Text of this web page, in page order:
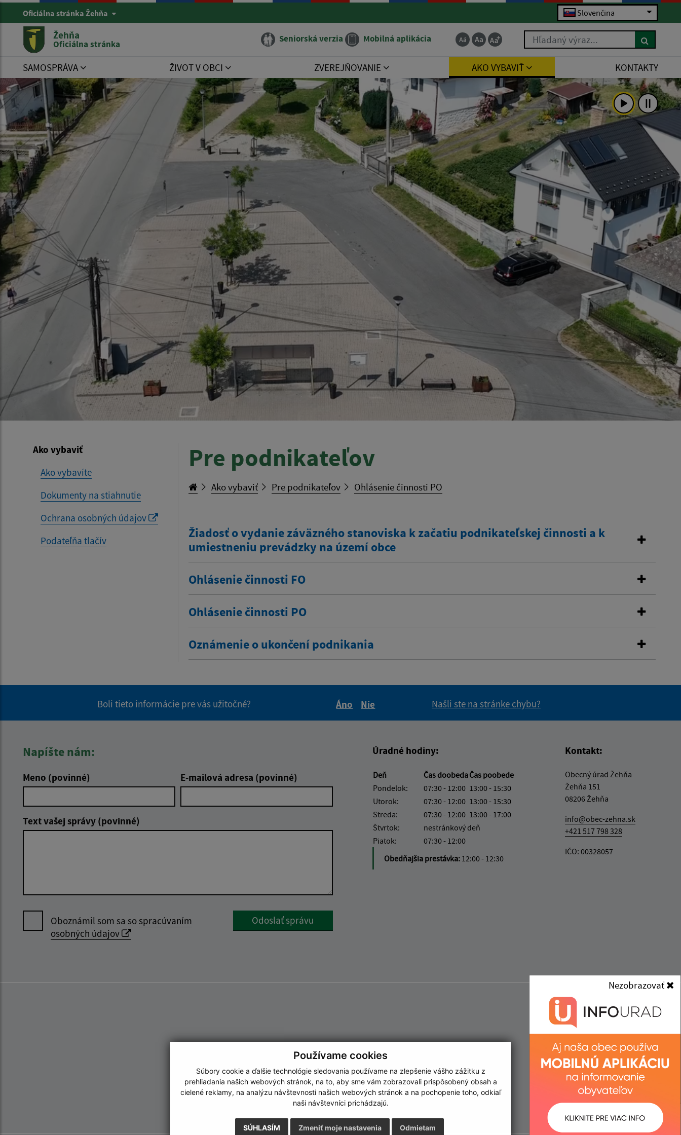
Používame cookies
Súbory cookie a ďalšie technológie sledovania používame na zlepšenie vášho zážitku z
prehliadania našich webových stránok, na to, aby sme vám zobrazovali prispôsobený obsah a
cielené reklamy, na analýzu návštevnosti našich webových stránok a na pochopenie toho, odkiaľ
naši návštevníci prichádzajú.
SÚHLASÍM Odmietam
Zmeniť moje nastavenia
Nezobrazovať
Oficiálna stránka Žehňa Slovenčina
Žehňa
Oficiálna stránka Seniorská verzia Mobilná aplikácia Hľadaný výraz...
SAMOSPRÁVA ŽIVOT V OBCI ZVEREJŇOVANIE AKO VYBAVIŤ KONTAKTY
Ako vybaviť
Ako vybavíte
Dokumenty na stiahnutie
Ochrana osobných údajov
Podateľňa tlačív
Pre podnikateľov
Ako vybaviť Pre podnikateľov Ohlásenie činnosti PO
Žiadosť o vydanie záväzného stanoviska k začatiu podnikateľskej činnosti a k
umiestneniu prevádzky na území obce
Ohlásenie činnosti FO
Ohlásenie činnosti PO
Oznámenie o ukončení podnikania
Boli tieto informácie pre vás užitočné?
Áno
Nie
Našli ste na stránke chybu?
Napíšte nám:
Meno (povinné) E-mailová adresa (povinné)
Text vašej správy (povinné)
Oboznámil som sa sospracúvaním
osobných údajov
Odoslať správu
Úradné hodiny:
Deň Čas doobedaČas poobede
Pondelok:
07:30 - 12:00 13:00 - 15:30
Utorok:
07:30 - 12:00 13:00 - 15:30
Streda:
07:30 - 12:00 13:00 - 17:00
Štvrtok:
nestránkový deň
Piatok:
07:30 - 12:00
Obedňajšia prestávka: 12:00 - 12:30
Kontakt:
Obecný úrad Žehňa
Žehňa 151
08206 Žehňa
info@obec-zehna.sk
+421 517 798 328
IČO: 00328057